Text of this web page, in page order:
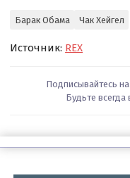
Барак Обама Чак Хейгел
Источник: REX
Подписывайтесь
Будьте всегда